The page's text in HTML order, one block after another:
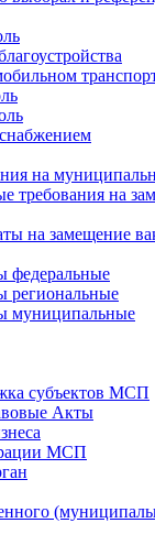
на
требования на
на замещение
федеральные
региональные
муниципальные
субъектов МСП
Акты
МСП